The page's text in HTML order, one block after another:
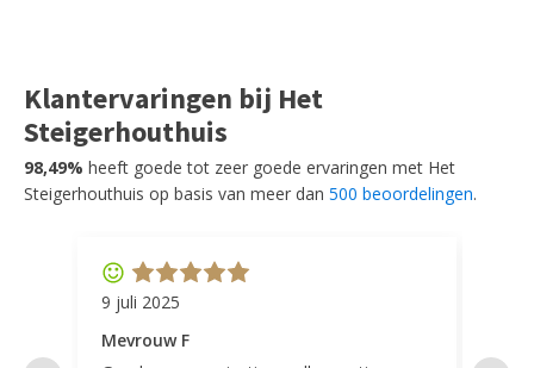
Klantervaringen bij Het
Steigerhouthuis
98,49% heeft goede tot zeer goede ervaringen met Het
Steigerhouthuis op basis van meer dan 500 beoordelingen.
9 juli 2025
Mevrouw F